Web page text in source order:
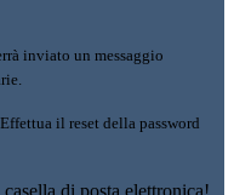
inviato un messaggio
il reset della password